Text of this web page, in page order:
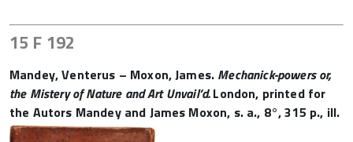
15 F 192
Mandey, Venterus – Moxon, James. Mechanick-powers or,
the Mistery of Nature and Art Unvail’d.London, printed for
the Autors Mandey and James Moxon, s. a., 8°, 315 p., ill.